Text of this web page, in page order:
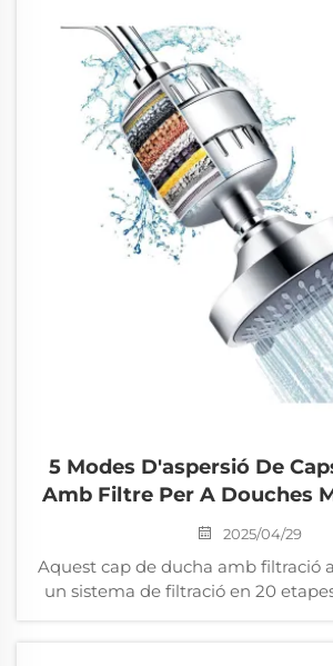
disseny ergonòmic ...
5 Modes D'aspersió De
Amb Filtre Per A Douches
2025/04/29
Aquest cap de ducha amb filtració
un sistema de filtració en 20